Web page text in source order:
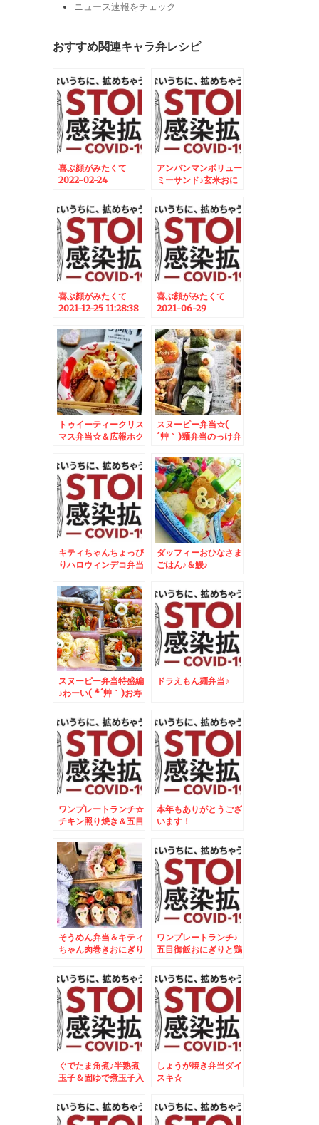
ニュース速報をチェック
おすすめ関連キャラ弁レシピ
喜ぶ顔がみたくて
2022-02-24
アンパンマンボリュー
ミーサンド♪玄米おに
キッチン用品編
喜ぶ顔がみたくて
2021-12-25 11:28:38
喜ぶ顔がみたくて
2021-06-29
トゥイーティークリス
マス弁当☆＆広報ホク
ピ掲載
スヌーピー弁当☆(
´艸｀)麺弁当のっけ弁
キティちゃんちょっぴ
りハロウィンデコ弁当
HORAI肉まん祭り☆
ダッフィーおひなさま
ごはん♪＆鰻♪
スヌーピー弁当特盛編
♪わーい( *´艸｀)お寿
ツに＾＾
ドラえもん麺弁当♪
ワンプレートランチ☆
チキン照り焼き＆五目
ート☆
本年もありがとうござ
います！
そうめん弁当＆キティ
ちゃん肉巻きおにぎり
～～＾＾♪
ワンプレートランチ♪
五目御飯おにぎりと鶏
ぐでたま角煮♪半熟煮
玉子＆固ゆで煮玉子入
しょうが焼き弁当ダイ
スキ☆